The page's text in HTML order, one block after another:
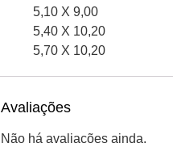
5,10 X 9,00
5,40 X 10,20
5,70 X 10,20
Avaliações
Não há avaliações ainda.